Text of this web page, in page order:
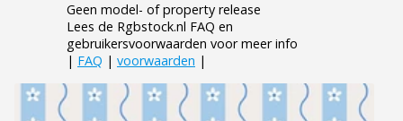
Geen model- of property release
Lees de Rgbstock.nl FAQ en
gebruikersvoorwaarden voor meer info
| FAQ | voorwaarden |